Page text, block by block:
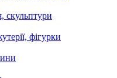
скульптури
фігурки